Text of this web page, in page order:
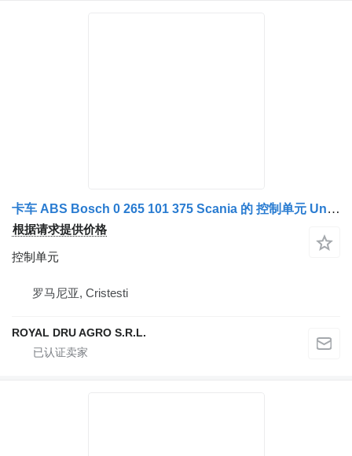
卡车 ABS Bosch 0 265 101 375 Scania 的 控制单元 Unitate de Control
根据请求提供价格
控制单元
罗马尼亚, Cristesti
ROYAL DRU AGRO S.R.L.